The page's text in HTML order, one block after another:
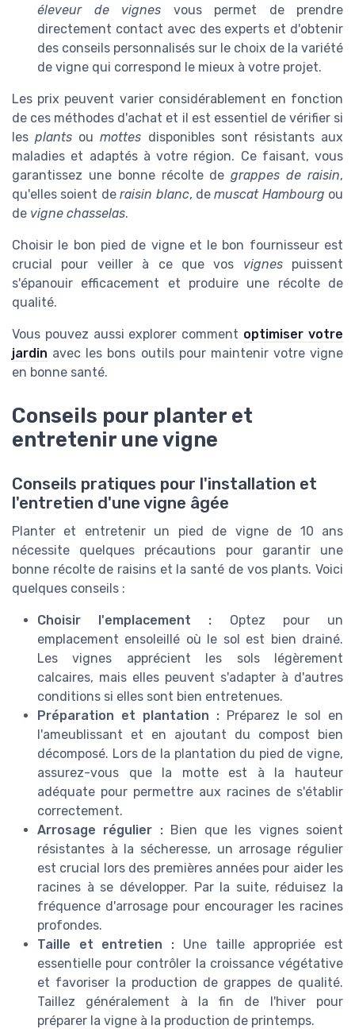
éleveur de vignes vous permet de prendre
directement contact avec des experts et d'obtenir
des conseils personnalisés sur le choix de la variété
de vigne qui correspond le mieux à votre projet.
Les prix peuvent varier considérablement en fonction
de ces méthodes d'achat et il est essentiel de vérifier si
lesplants oumottes disponibles sont résistants aux
maladies et adaptés à votre région. Ce faisant, vous
garantissez une bonne récolte degrappes de raisin,
qu'elles soient deraisin blanc, demuscat Hambourg ou
de vigne chasselas.
Choisir le bon pied de vigne et le bon fournisseur est
crucial pour veiller à ce que vos vignespuissent
s'épanouir efficacement et produire une récolte de
qualité.
Vous pouvez aussi explorer comment optimiser votre
jardin avec les bons outils pour maintenir votre vigne
en bonne santé.
Conseils pour planter et
entretenir une vigne
Conseils pratiques pour l'installation et
l'entretien d'une vigne âgée
Planter et entretenir un pied de vigne de 10 ans
nécessite quelques précautions pour garantir une
bonne récolte de raisins et la santé de vos plants. Voici
quelques conseils :
Choisir l'emplacement : Optez pour un
emplacement ensoleillé où le sol est bien drainé.
Les vignes apprécient les sols légèrement
calcaires, mais elles peuvent s'adapter à d'autres
conditions si elles sont bien entretenues.
Préparation et plantation : Préparez le sol en
l'ameublissant et en ajoutant du compost bien
décomposé. Lors de la plantation du pied de vigne,
assurez-vous que la motte est à la hauteur
adéquate pour permettre aux racines de s'établir
correctement.
Arrosage régulier :Bien que les vignes soient
résistantes à la sécheresse, un arrosage régulier
est crucial lors des premières années pour aider les
racines à se développer. Par la suite, réduisez la
fréquence d'arrosage pour encourager les racines
profondes.
Taille et entretien : Une taille appropriée est
essentielle pour contrôler la croissance végétative
et favoriser la production de grappes de qualité.
Taillez généralement à la fin de l'hiver pour
préparer la vigne à la production de printemps.